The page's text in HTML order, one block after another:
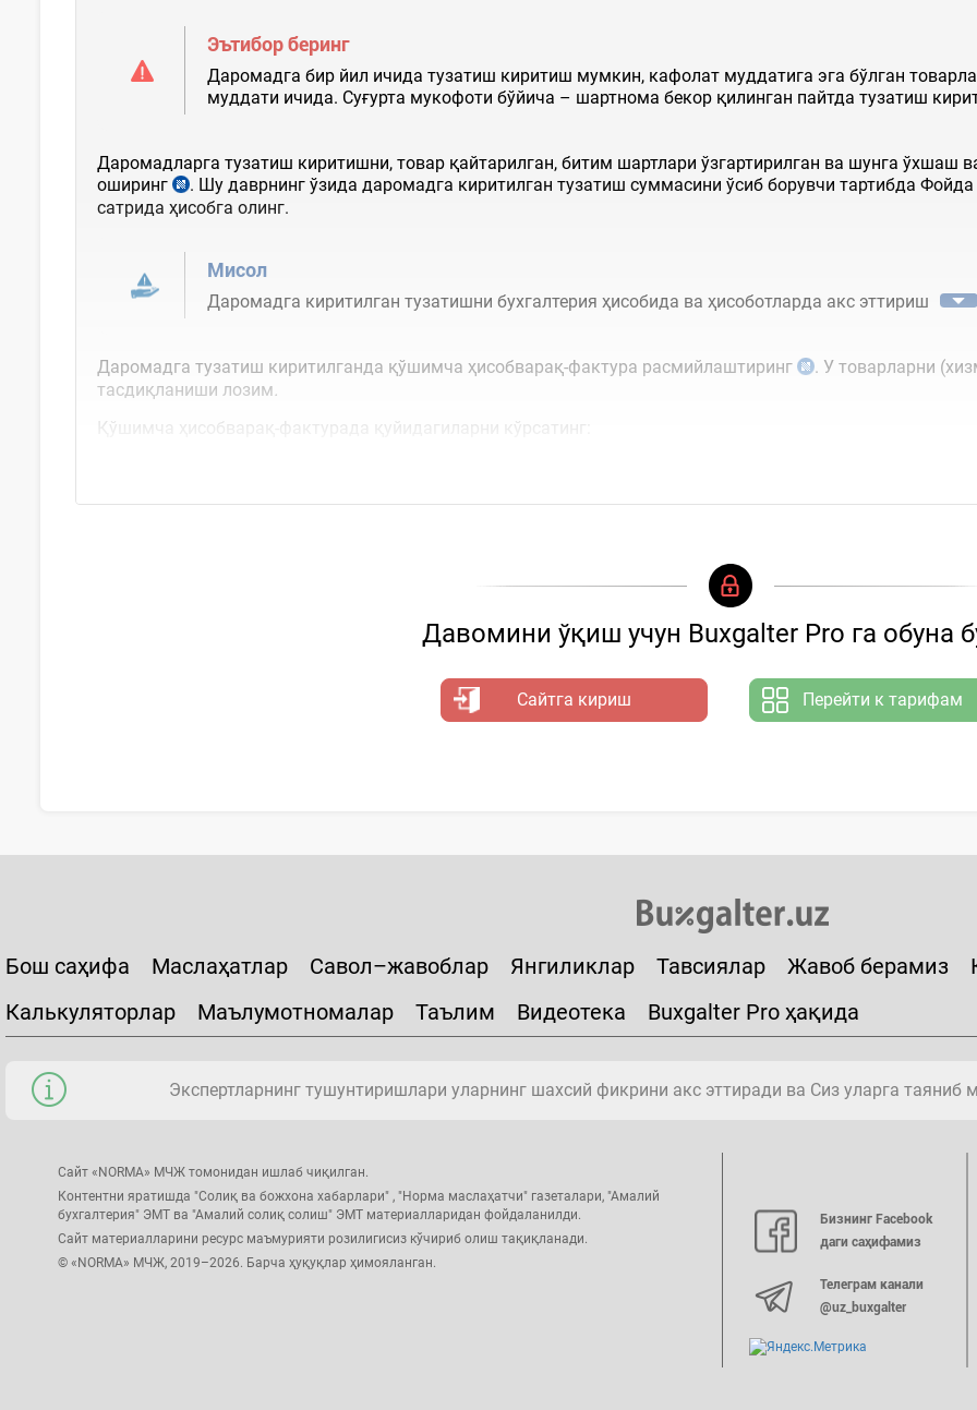
Эътибор беринг
Даромадга бир йил ичида тузатиш киритиш мумкин, кафолат муддатига эга бўлган
муддати ичида. Суғурта мукофоти бўйича – шартнома бекор қилинган пайтда тузатиш
Даромадларга тузатиш киритишни, товар қайтарилган, битим шартлари ўзгартирилган ва шунга ўхшаш
оширинг
. Шу даврнинг ўзида даромадга киритилган тузатиш суммасини ўсиб борувчи тартибда Фойда
сатрида ҳисобга олинг.
Мисол
Даромадга киритилган тузатишни бухгалтерия ҳисобида ва ҳисоботларда акс эттириш
Даромадга тузатиш киритилганда қўшимча ҳисобварақ-фактура расмийлаштиринг
. У товарларни
тасдиқланиши лозим.
Қўшимча ҳисобварақ-фактурада қуйидагиларни кўрсатинг:
Давомини ўқиш учун Buxgalter Pro га обуна
Сайтга кириш Перейти к тарифам
Бош саҳифа Маслаҳатлар Савол–жавоблар Янгиликлар Тавсиялар Жавоб берамиз
Калькуляторлар
Маълумотномалар Таълим Видеотека Buxgalter Pro ҳақида
Экспертларнинг тушунтиришлари уларнинг шахсий фикрини акс эттиради ва Сиз уларга
Сайт «NORMA» МЧЖ томонидан ишлаб чиқилган.
Контентни яратишда "Солиқ ва божхона хабарлари" , "Норма маслаҳатчи" газеталари, "Амалий
бухгалтерия" ЭМТ ва "Амалий солиқ солиш" ЭМТ материалларидан фойдаланилди.
Сайт материалларини ресурс маъмурияти розилигисиз кўчириб олиш тақиқланади.
© «NORMA» МЧЖ, 2019–2026. Барча ҳуқуқлар ҳимояланган.
Бизнинг Facebook
даги саҳифамиз
Телеграм канали
@uz_buxgalter